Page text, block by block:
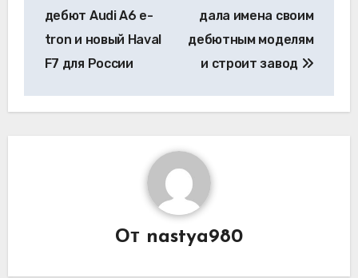
записям
дебют Audi A6 e-
tron и новый Haval
F7 для России
дала имена своим
дебютным моделям
и строит завод
От nastya980